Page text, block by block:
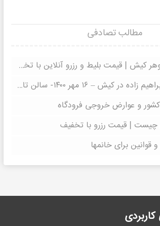
مطالب تصادفی
کشتی تفریحی گوهر کیش | قیمت بلیط و رزرو آنلاین با تخفیف های ویژه
کنسرت محسن ابراهیم زاده در کیش – ۱۶ مهر ۱۴۰۰- سالن تالار شهر
و عوارض خروجی فرودگاه
چیست | قیمت رزرو با تخفیف
قوانین برای خانمها